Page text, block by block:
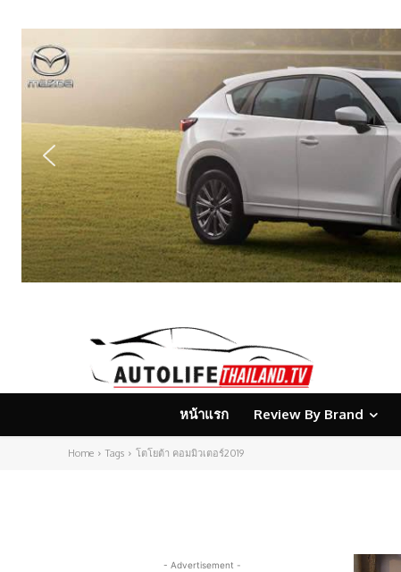
หน้าแรก Review By Brand
Home Tags โตโยต้า คอมมิวเตอร์2019
- Advertisement -